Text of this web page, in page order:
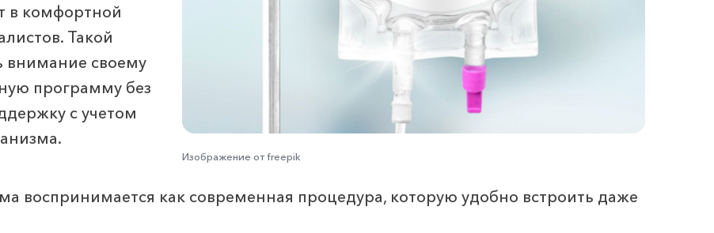
в комфортной
Такой
внимание своему
программу без
с учетом
Изображение от freepik
воспринимается как современная процедура, которую удобно встроить даже